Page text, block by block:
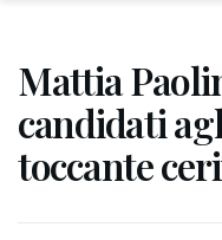
Mattia
candidati
toccante